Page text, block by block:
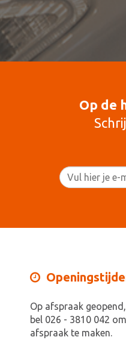
Op de
Op afspraak geopend,
bel 026 - 3810 042
afspraak te maken.